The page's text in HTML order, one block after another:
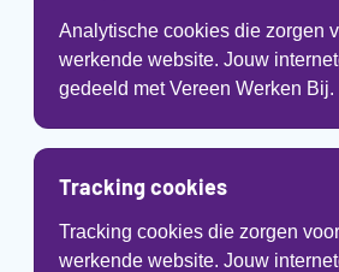
Analytische cookies die zorgen
werkende website. Jouw
gedeeld met Vereen Werken Bij.
Tracking cookies
Tracking cookies die zorgen
werkende website. Jouw